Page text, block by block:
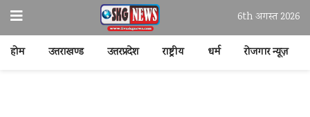
6th अगस्त 2026
होम उत्तराखण्ड उत्तरप्रदेश राष्ट्रीय धर्म रोजगार न्यूज़